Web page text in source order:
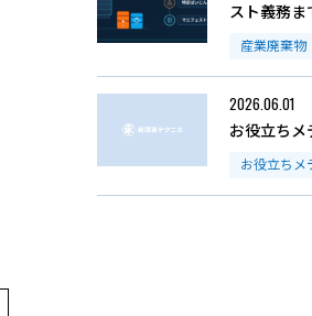
スト義務ま
産業廃棄物
2026.06.01
お役立ちメ
お役立ちメ